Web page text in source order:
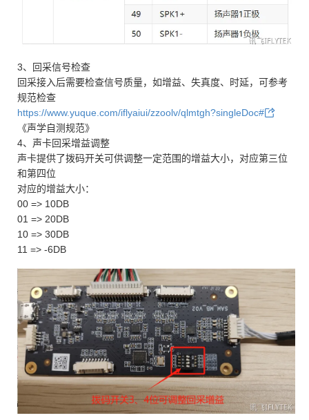
3、回采信号检查
回采接入后需要检查信号质量，如增益、失真度、时延，可参考
规范检查
https://www.yuque.com/iflyaiui/zzoolv/qlmtgh?singleDoc#
《声学自测规范》
4、声卡回采增益调整
声卡提供了拨码开关可供调整一定范围的增益大小，对应第三位
和第四位
对应的增益大小：
00 => 10DB
01 => 20DB
10 => 30DB
11 => -6DB